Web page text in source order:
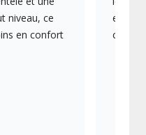
niveau, ce
en confort
en